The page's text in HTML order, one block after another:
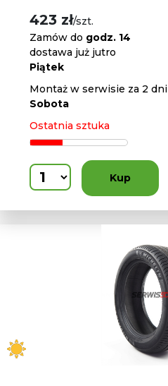
423 zł/szt.
Zamów do godz. 14
dostawa już jutro
Piątek
Montaż w serwisie za 2 dni
Sobota
Ostatnia sztuka
Kup